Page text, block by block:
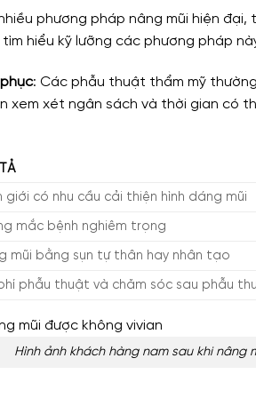
phương pháp nâng mũi hiện
hiểu kỹ lưỡng các phương pháp
: Các phẫu thuật thẩm mỹ
xem xét ngân sách và thời gian có
giới có nhu cầu cải thiện hình dáng mũi
mắc bệnh nghiêm trọng
mũi bằng sụn tự thân hay nhân tạo
phẫu thuật và chăm sóc sau phẫu
Hình ảnh khách hàng nam sau khi nâng